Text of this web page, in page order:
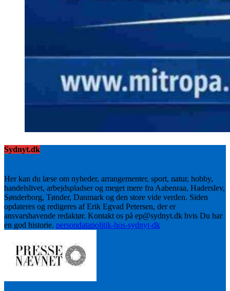
Sydnyt.dk
Her kan du læse om nyheder, arrangementer, sport, natur, hobby,
handelslivet, arbejdspladser og meget mere fra Aabenraa, Haderslev,
Sønderborg, Tønder, Danmark og den store vide verden. Siden
opdateres og redigeres af Erik Egvad Petersen, der er
ansvarshavende redaktør. Kontakt os på ep@sydnyt.dk hvis Du har
en god historie. persondatapolitik-hos-sydnyt-dk